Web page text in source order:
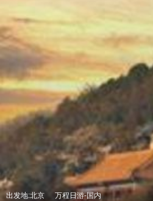
出发地:北京 万程日游-国内